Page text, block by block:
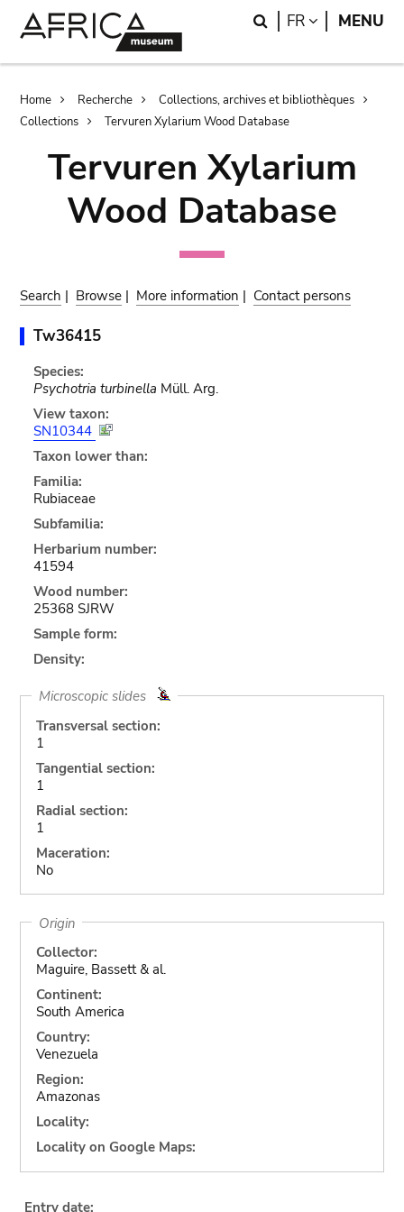
Search
FR LANGUAGE
MENU
Breadcrumb
Home Recherche
Collections, archives et bibliothèques
Collections
Tervuren Xylarium Wood Database
Tervuren Xylarium
Wood Database
Search | Browse | More information | Contact persons
Tw36415
Species:
Psychotria turbinella Müll. Arg.
View taxon:
SN10344
Taxon lower than:
Familia:
Rubiaceae
Subfamilia:
Herbarium number:
41594
Wood number:
25368 SJRW
Sample form:
Density:
Microscopic slides
Transversal section:
1
Tangential section:
1
Radial section:
1
Maceration:
No
Origin
Collector:
Maguire, Bassett & al.
Continent:
South America
Country:
Venezuela
Region:
Amazonas
Locality:
Locality on Google Maps:
Entry date: